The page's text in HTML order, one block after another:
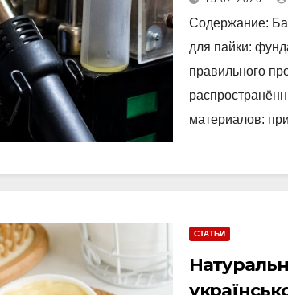
Содержание:
для пайки:
правильного
материалов:
СТАТЬИ